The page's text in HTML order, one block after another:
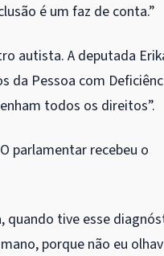
é um faz de conta.”
autista. A deputada
da Pessoa com
todos os direitos”.
parlamentar recebeu o
quando tive esse
porque não eu